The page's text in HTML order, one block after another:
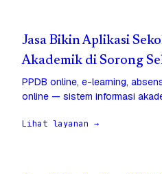
Jasa Bikin Aplikasi
Akademik di Sorong
PPDB online, e-learning,
online — sistem informasi
Lihat layanan →